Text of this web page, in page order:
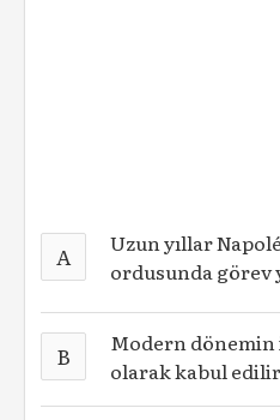
A
Uzun yıllar
ordusunda görev
B
Modern
olarak kabul edilir